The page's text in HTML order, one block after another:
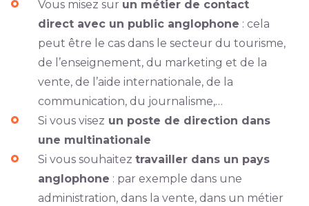
Vous misez sur un métier de contact
direct avec un public anglophone : cela
peut être le cas dans le secteur du tourisme,
de l’enseignement, du marketing et de la
vente, de l’aide internationale, de la
communication, du journalisme,…
Si vous visez un poste de direction dans
une multinationale
Si vous souhaitez travailler dans un pays
anglophone : par exemple dans une
administration, dans la vente, dans un métier